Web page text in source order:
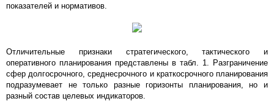
показателей и нормативов.
Отличительные признаки стратегического, тактического и
оперативного планирования представлены в табл. 1. Разграничение
сфер долгосрочного, среднесрочного и краткосрочного планирования
подразумевает не только разные горизонты планирования, но и
разный состав целевых индикаторов.